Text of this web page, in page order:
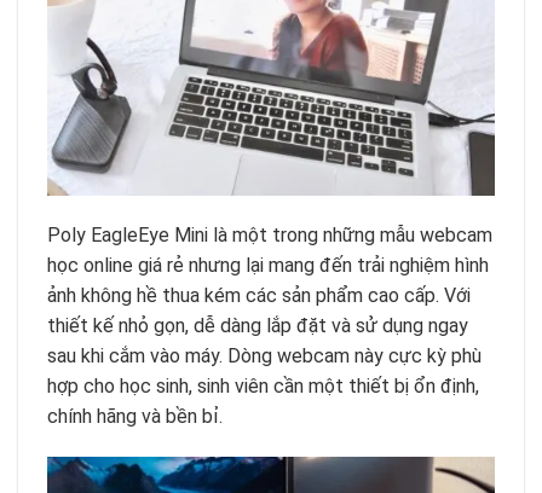
Poly EagleEye Mini là một trong những mẫu webcam
học online giá rẻ nhưng lại mang đến trải nghiệm hình
ảnh không hề thua kém các sản phẩm cao cấp. Với
thiết kế nhỏ gọn, dễ dàng lắp đặt và sử dụng ngay
sau khi cắm vào máy. Dòng webcam này cực kỳ phù
hợp cho học sinh, sinh viên cần một thiết bị ổn định,
chính hãng và bền bỉ.